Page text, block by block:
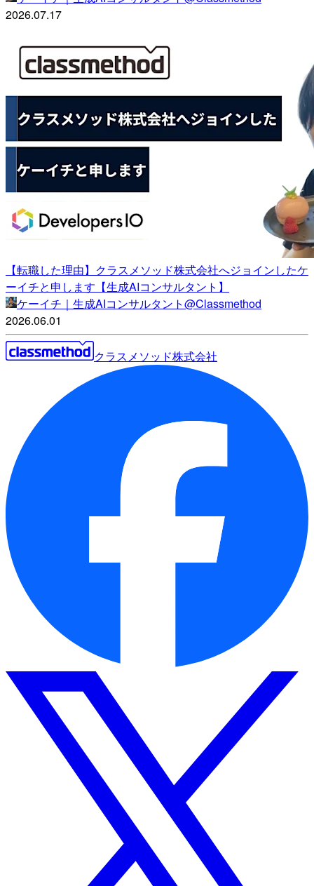
2026.07.17
【転職した理由】クラスメソッド株式会社へジョインしたケ
ーイチと申します【生成AIコンサルタント】
ケーイチ｜生成AIコンサルタント@Classmethod
2026.06.01
クラスメソッド株式会社